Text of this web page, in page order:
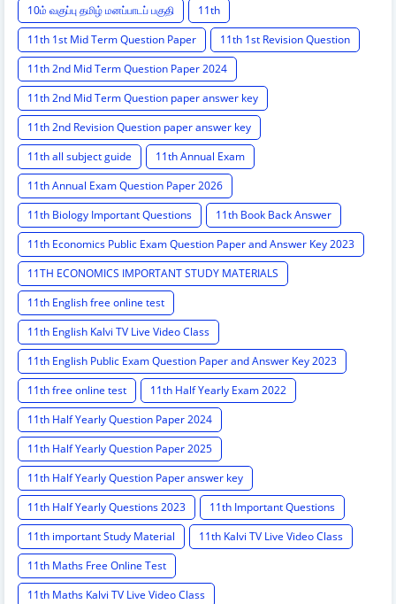
10ம் வகுப்பு தமிழ் மனப்பாடப் பகுதி
11th
11th 1st Mid Term Question Paper
11th 1st Revision Question
11th 2nd Mid Term Question Paper 2024
11th 2nd Mid Term Question paper answer key
11th 2nd Revision Question paper answer key
11th all subject guide
11th Annual Exam
11th Annual Exam Question Paper 2026
11th Biology Important Questions
11th Book Back Answer
11th Economics Public Exam Question Paper and Answer Key 2023
11TH ECONOMICS IMPORTANT STUDY MATERIALS
11th English free online test
11th English Kalvi TV Live Video Class
11th English Public Exam Question Paper and Answer Key 2023
11th free online test
11th Half Yearly Exam 2022
11th Half Yearly Question Paper 2024
11th Half Yearly Question Paper 2025
11th Half Yearly Question Paper answer key
11th Half Yearly Questions 2023
11th Important Questions
11th important Study Material
11th Kalvi TV Live Video Class
11th Maths Free Online Test
11th Maths Kalvi TV Live Video Class